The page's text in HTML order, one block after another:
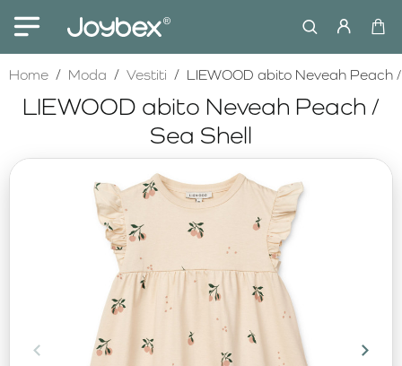
LIEWOOD abito Neveah Peach /
Sea Shell
HomehomeModa Vestiti LIEWOOD abito Neveah Peach